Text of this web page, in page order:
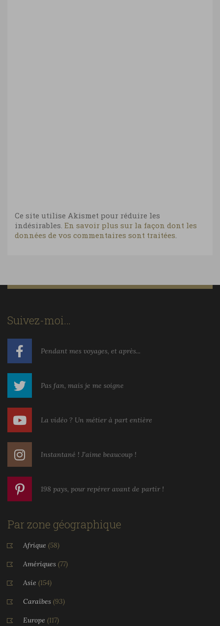
Ce site utilise Akismet pour réduire les
indésirables. En savoir plus sur la façon dont les
données de vos commentaires sont traitées
Suivez-moi…
Pendant mes voyages, et après...
Pas fan, mais je me soigne
La vidéo ? Un métier à part entière
Instantané ! J'aime beaucoup !
198 pays, pour repérer avant de partir !
Par zone géographique
Afrique (58)
Amériques (77)
Asie (154)
Caraïbes (93)
Europe (117)